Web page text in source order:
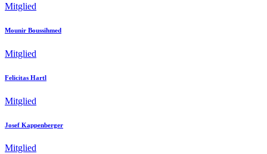
Mitglied
Mounir Boussihmed
Mitglied
Felicitas Hartl
Mitglied
Josef Kappenberger
Mitglied